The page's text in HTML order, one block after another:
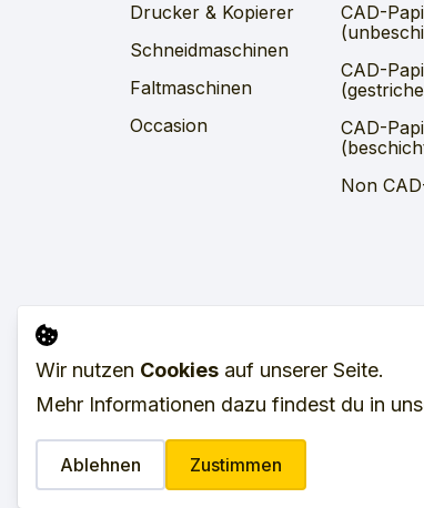
Drucker & Kopierer
Schneidmaschinen
Faltmaschinen
Occasion
CAD-
CAD-
CAD-
Non
© 2026 LOREM GmbH. Alle
Wir nutzen Cookies auf unserer Seite.
Mehr Informationen dazu findest du in
Ablehnen Zustimmen